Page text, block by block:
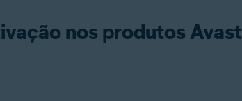
nos produtos Avast